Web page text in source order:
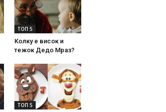
ТОП 5
Колку е висок и
тежок Дедо Мраз?
ТОП 5